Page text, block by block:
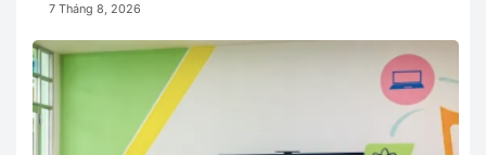
7 Tháng 8, 2026